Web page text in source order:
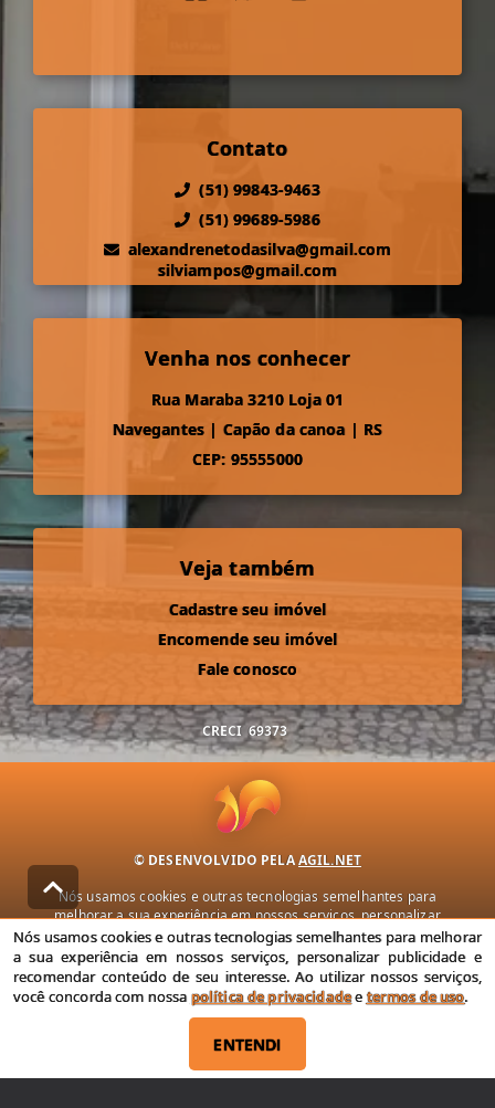
Contato
(51) 99843-9463
(51) 99689-5986
alexandrenetodasilva@gmail.com
silviampos@gmail.com
Venha nos conhecer
Rua Maraba 3210 Loja 01
Navegantes | Capão da canoa | RS
CEP: 95555000
Veja também
Cadastre seu imóvel
Encomende seu imóvel
Fale conosco
CRECI 69373
© DESENVOLVIDO PELAAGIL.NET
Nós usamos cookies e outras tecnologias semelhantes para
melhorar a sua experiência em nossos serviços, personalizar
publicidade e recomendar conteúdo de seu interesse. Ao utilizar
nossos serviços, você concorda com nossa política de privacidade e
termos de uso.
Política de Privacidade Termos de uso
Nós usamos cookies e outras tecnologias semelhantes para melhorar
a sua experiência em nossos serviços, personalizar publicidade e
recomendar conteúdo de seu interesse. Ao utilizar nossos serviços,
você concorda com nossa política de privacidadeetermos de uso.
ENTENDI